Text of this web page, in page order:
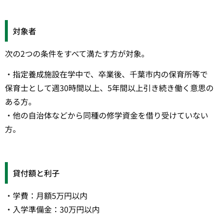
対象者
次の2つの条件をすべて満たす方が対象。
・指定養成施設在学中で、卒業後、千葉市内の保育所等で
保育士として週30時間以上、5年間以上引き続き働く意思の
ある方。
・他の自治体などから同種の修学資金を借り受けていない
方。
貸付額と利子
・学費：月額5万円以内
・入学準備金：30万円以内